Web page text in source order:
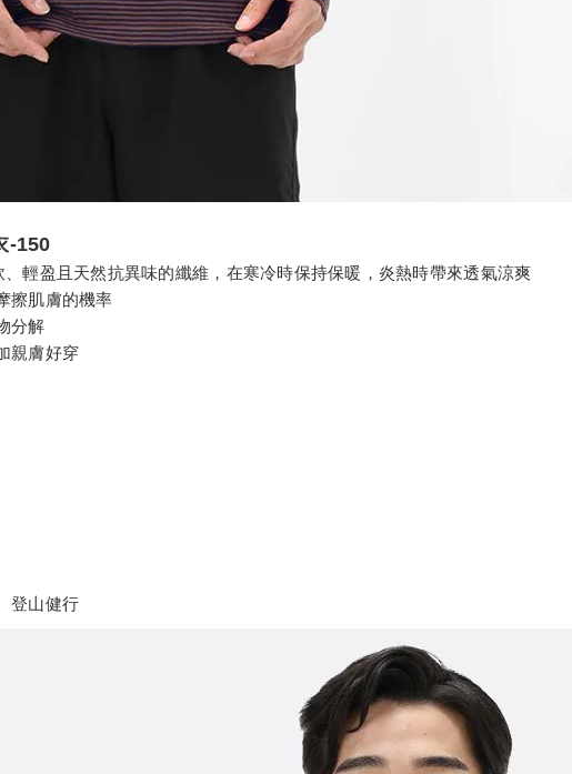
-150
輕盈且天然抗異味的纖維，在寒冷時保持保暖，炎熱時帶來透氣涼爽
擦肌膚的機率
分解
親膚好穿
登山健行